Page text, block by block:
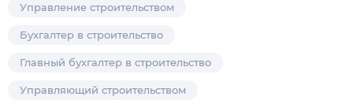
Управление строительством
Бухгалтер в строительство
Главный бухгалтер в строительство
Управляющий строительством